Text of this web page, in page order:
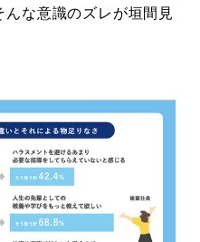
んな意識のズレが垣間見